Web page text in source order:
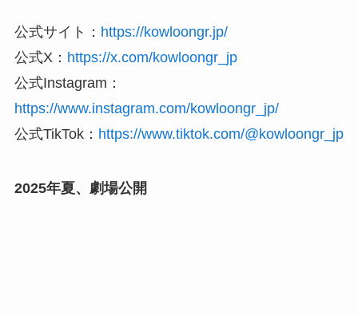
公式サイト： https://kowloongr.jp/
公式X： https://x.com/kowloongr_jp
公式Instagram：
https://www.instagram.com/kowloongr_jp/
公式TikTok： https://www.tiktok.com/@kowloongr_jp
2025年夏、劇場公開